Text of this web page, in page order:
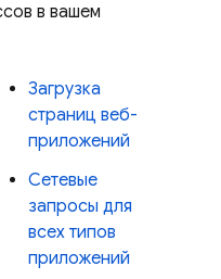
в вашем
Загрузка
страниц веб-
приложений
Сетевые
запросы для
всех типов
приложений